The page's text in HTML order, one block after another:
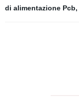
di alimentazione Pcb,